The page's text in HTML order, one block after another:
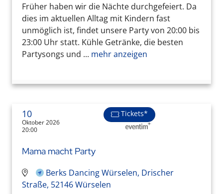
Früher haben wir die Nächte durchgefeiert. Da
dies im aktuellen Alltag mit Kindern fast
unmöglich ist, findet unsere Party von 20:00 bis
23:00 Uhr statt. Kühle Getränke, die besten
Partysongs und ... mehr anzeigen
10
Oktober 2026
20:00
Tickets*
Mama macht Party
Berks Dancing Würselen, Drischer
Straße, 52146 Würselen